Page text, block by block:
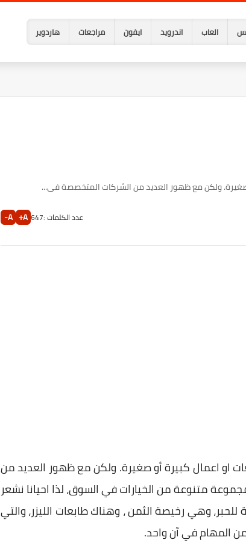
العاب اندرويد ايفون مراجعات هاردوير
صغيرة. ولكن مع ظهور العديد من الشركات المتخصصة فى...
عدد الكلمات :647
A+
A-
او اعمال كبيرة أو صغيرة. ولكن مع ظهور العديد من
متنوعة من الخيارات في السوق، لذا احيانا نشعر
وهي رخيصة الثمن ، وهناك طابعات الليزر، والتي
المهام في آن واحد.